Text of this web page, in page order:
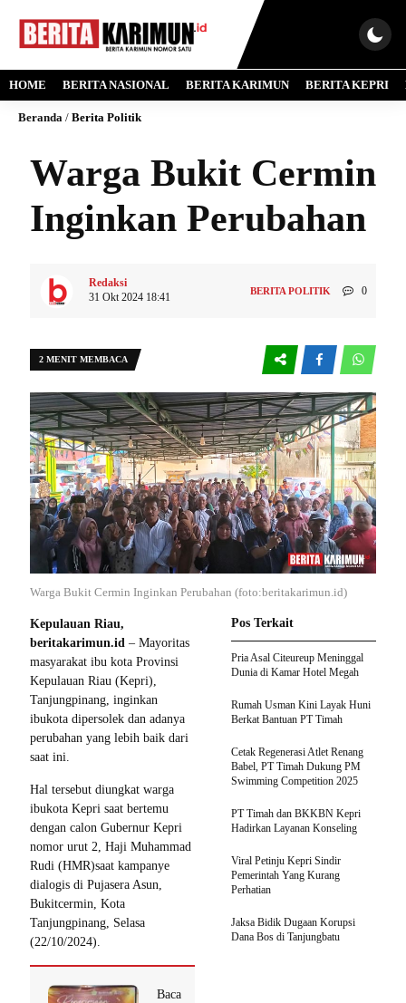
HOME BERITA NASIONAL BERITA KARIMUN BERITA KEPRI
Beranda / Berita Politik
Warga Bukit Cermin
Inginkan Perubahan
Redaksi
31 Okt 2024 18:41
BERITA POLITIK 0
2 MENIT MEMBACA
Warga Bukit Cermin Inginkan Perubahan (foto:beritakarimun.id)
Kepulauan Riau,
beritakarimun.id – Mayoritas
masyarakat ibu kota Provinsi
Kepulauan Riau (Kepri),
Tanjungpinang, inginkan
ibukota dipersolek dan adanya
perubahan yang lebih baik dari
saat ini.
Hal tersebut diungkat warga
ibukota Kepri saat bertemu
dengan calon Gubernur Kepri
nomor urut 2, Haji Muhammad
Rudi (HMR)saat kampanye
dialogis di Pujasera Asun,
Bukitcermin, Kota
Tanjungpinang, Selasa
(22/10/2024).
Baca
Pos Terkait
Pria Asal Citeureup Meninggal
Dunia di Kamar Hotel Megah
Rumah Usman Kini Layak Huni
Berkat Bantuan PT Timah
Cetak Regenerasi Atlet Renang
Babel, PT Timah Dukung PM
Swimming Competition 2025
PT Timah dan BKKBN Kepri
Hadirkan Layanan Konseling
Viral Petinju Kepri Sindir
Pemerintah Yang Kurang
Perhatian
Jaksa Bidik Dugaan Korupsi
Dana Bos di Tanjungbatu